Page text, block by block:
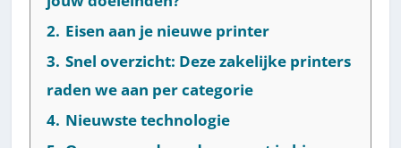
2. Eisen aan je nieuwe printer
3. Snel overzicht: Deze zakelijke printers
raden we aan per categorie
4. Nieuwste technologie